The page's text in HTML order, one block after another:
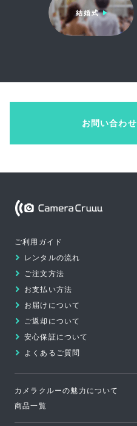
結婚式
お問い合わ
ご利用ガイド
レンタルの流れ
ご注文方法
お支払い方法
お届けについて
ご返却について
安心保証について
よくあるご質問
カメラクルーの魅力について
商品一覧